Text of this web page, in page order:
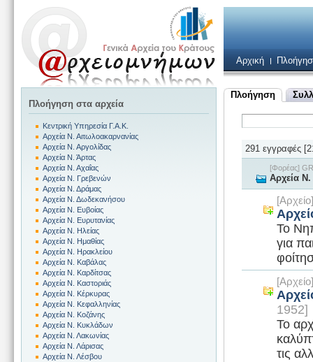
Αρχική
Πλοήγηση
291 εγγραφές
[Φορέας]
Αρχεία
Το
για
1952]
Το
τις
Πλοήγηση στα αρχεία
Κεντρική Υπηρεσία Γ.Α.Κ.
Αρχεία Ν. Αιτωλοακαρνανίας
Αρχεία Ν. Αργολίδας
Αρχεία Ν. Άρτας
Αρχεία Ν. Αχαΐας
Αρχεία Ν. Γρεβενών
Αρχεία Ν. Δράμας
Αρχεία Ν. Δωδεκανήσου
Αρχεία Ν. Ευβοίας
Αρχεία Ν. Ευρυτανίας
Αρχεία Ν. Ηλείας
Αρχεία Ν. Ημαθίας
Αρχεία Ν. Ηρακλείου
Αρχεία Ν. Καβάλας
Αρχεία Ν. Καρδίτσας
Αρχεία Ν. Καστοριάς
Αρχεία Ν. Κέρκυρας
Αρχεία Ν. Κεφαλληνίας
Αρχεία Ν. Κοζάνης
Αρχεία Ν. Κυκλάδων
Αρχεία Ν. Λακωνίας
Αρχεία Ν. Λάρισας
Αρχεία Ν. Λέσβου